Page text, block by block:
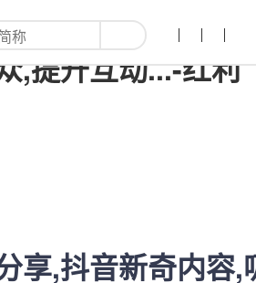
享,抖音新奇内容,
,提升互动...-红利
享,抖音新奇内容